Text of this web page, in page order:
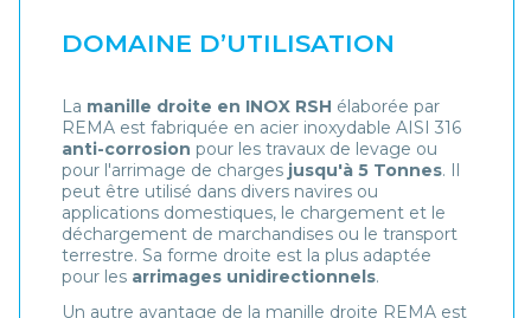
DOMAINE D’UTILISATION
La manille droite en INOX RSH élaborée par
REMA est fabriquée en acier inoxydable AISI 316
anti-corrosion pour les travaux de levage ou
pour l'arrimage de charges jusqu'à 5 Tonnes. Il
peut être utilisé dans divers navires ou
applications domestiques, le chargement et le
déchargement de marchandises ou le transport
terrestre. Sa forme droite est la plus adaptée
pour les arrimages unidirectionnels.
Un autre avantage de la manille droite REMA est